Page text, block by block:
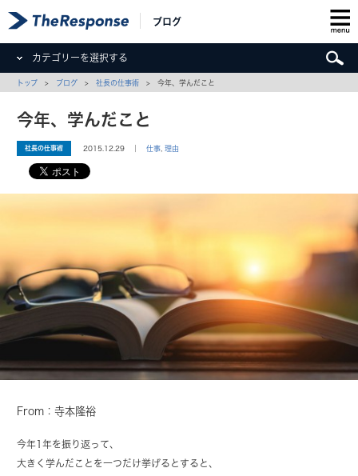
ブログ
カテゴリーを選択する
トップ > ブログ >社長の仕事術 > 今年、学んだこと
今年、学んだこと
社長の仕事術 2015.12.29 ｜仕事 ,理由
From：寺本隆裕
今年1年を振り返って、
大きく学んだことを一つだけ挙げるとすると、